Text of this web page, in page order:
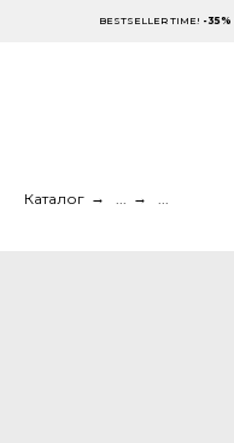
BESTSELLER TIME! -35%
Каталог → ... → ...